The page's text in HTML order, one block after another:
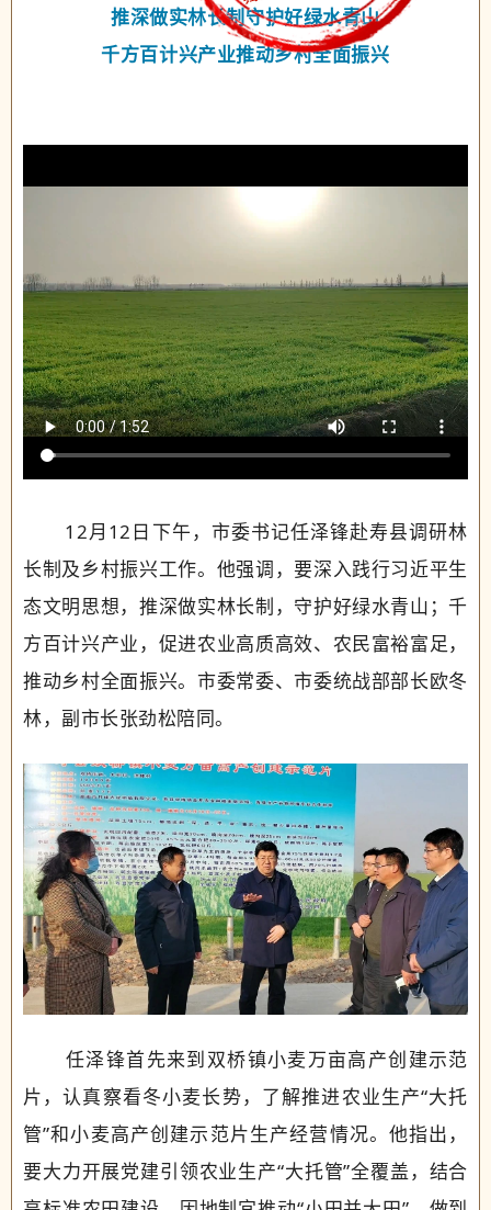
推深做实林长制守护好绿水青山
千方百计兴产业推动乡村全面振兴
12月12日下午，市委书记任泽锋赴寿县调研林
长制及乡村振兴工作。他强调，要深入践行习近平生
态文明思想，推深做实林长制，守护好绿水青山；千
方百计兴产业，促进农业高质高效、农民富裕富足，
推动乡村全面振兴。市委常委、市委统战部部长欧冬
林，副市长张劲松陪同。
任泽锋首先来到双桥镇小麦万亩高产创建示范
片，认真察看冬小麦长势，了解推进农业生产“大托
管”和小麦高产创建示范片生产经营情况。他指出，
要大力开展党建引领农业生产“大托管”全覆盖，结合